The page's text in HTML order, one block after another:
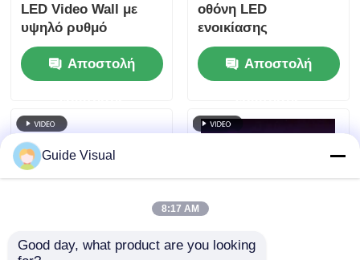
LED Video Wall με
υψηλό ρυθμό
ανανέωσης 7680Hz
και διπλή ισχύ και
υποστήριξη σήματος
σκηνής
Αποστολή
οθόνη LED
ενοικίασης
εξωτερικού χώρου με
ρυθμό ανανέωσης
7680 Hz και
οθόνη τοίχου βίντεο
Αποστολή
Guide Visual
8:17 AM
Good day, what product are you looking